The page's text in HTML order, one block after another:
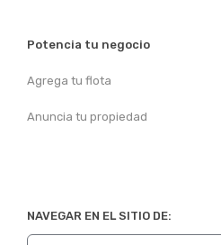
Potencia tu negocio
Agrega tu flota
Anuncia tu propiedad
NAVEGAR EN EL SITIO DE: